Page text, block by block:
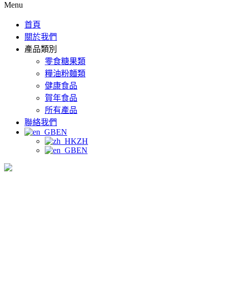
Menu
首頁
關於我們
產品類別
零食糖果類
糧油粉麵類
健康食品
賀年食品
所有產品
聯絡我們
EN
ZH
EN